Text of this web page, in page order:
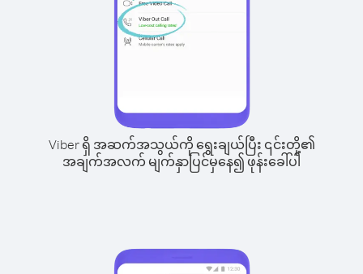
Viber ရှိ အဆက်အသွယ်ကို ရွေးချယ်ပြီး ၎င်းတို့၏
အချက်အလက် မျက်နှာပြင်မှနေ၍ ဖုန်းခေါ်ပါ